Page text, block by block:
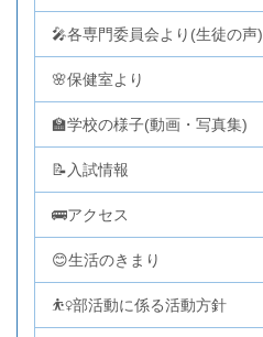
🎤各専門委員会より(生徒の声)
🌸保健室より
🏫学校の様子(動画・写真集)
📝入試情報
🚌アクセス
😊生活のきまり
⛹️‍♀️部活動に係る活動方針